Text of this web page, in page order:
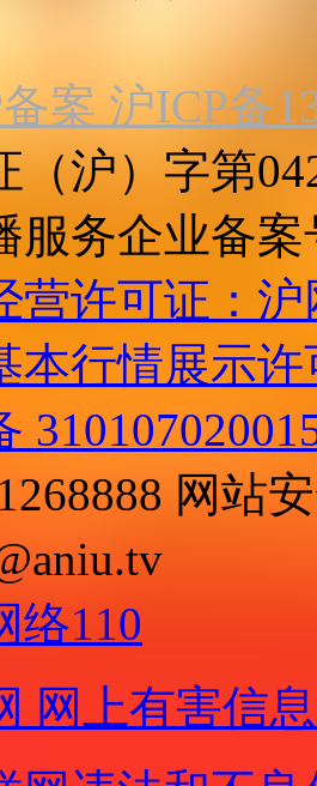
案 沪ICP备
（沪）字第
服务企业备案
营许可证：
本行情展示许
网站
络110
网上有害信